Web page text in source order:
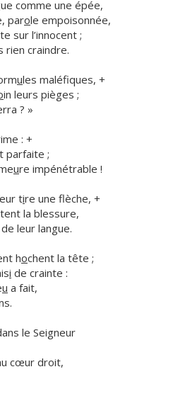
comme une épée,
parole empoisonnée,
sur l’innocent ;
rien craindre.
ules maléfiques, +
in leurs pièges ;
? »
: +
parfaite ;
ure impénétrable !
tire une flèche, +
la blessure,
leur langue.
hochent la tête ;
i de crainte :
u a fait,
le Seigneur
cœur droit,